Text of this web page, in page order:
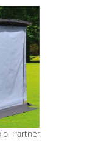
Partner,